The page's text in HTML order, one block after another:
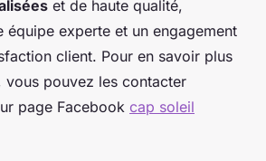
et de haute qualité,
équipe experte et un engagement
client. Pour en savoir plus
vous pouvez les contacter
page Facebook cap soleil